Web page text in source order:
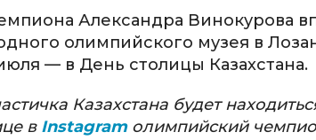
Александра Винокурова
олимпийского музея в
— в День столицы Казахстана.
Казахстана будет
в Instagramолимпийский